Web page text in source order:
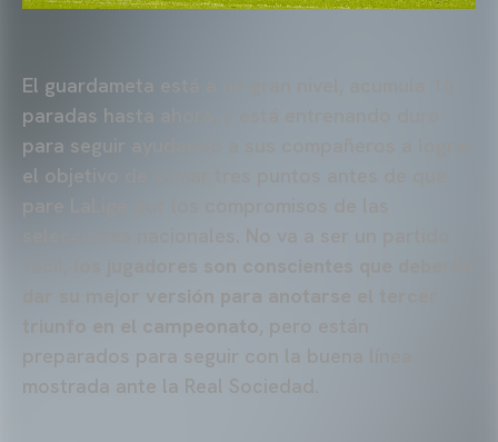
El guardameta está a un gran nivel, acumula 16
paradas hasta ahora, y está entrenando duro
para seguir ayudando a sus compañeros a lograr
el objetivo de sumar tres puntos antes de que
pare LaLiga por los compromisos de las
dar su mejor versión para anotarse el tercer
triunfo en el campeonato, pero están
preparados para seguir con la buena línea
mostrada ante la Real Sociedad.